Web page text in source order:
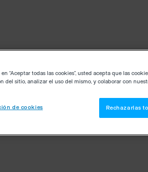
“Aceptar todas las cookies”, usted acepta que las
del sitio, analizar el uso del mismo, y colaborar con
de cookies Rechazarlas